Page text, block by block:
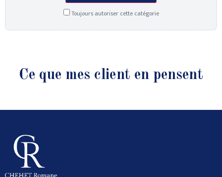
Toujours autoriser cette catégorie
Ce que mes client en pensent